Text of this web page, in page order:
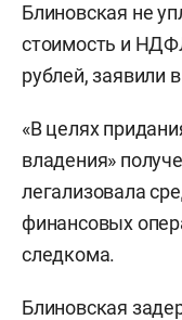
Блиновская не
стоимость и
рублей, заявили
«В целях
владения»
легализовала
финансовых
следкома.
Блиновская